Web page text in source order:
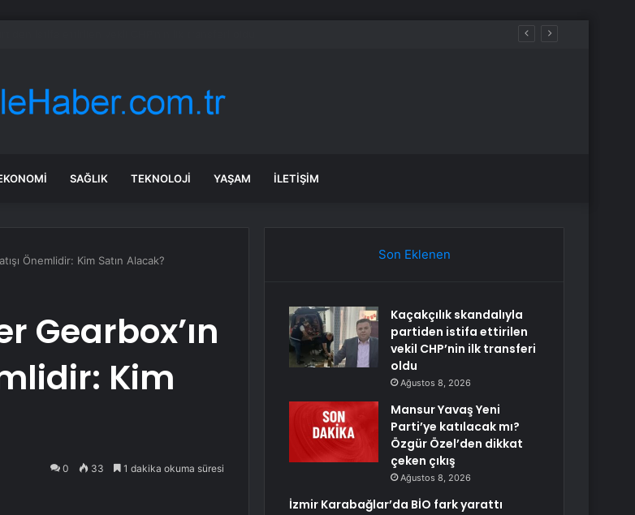
SAĞLIK TEKNOLOJI YAŞAM İLETIŞIM
Önemlidir: Kim Satın Alacak?
Gearbox’ın
Kim
0 33 1 dakika okuma süresi
Son Eklenen
Kaçakçılık skandalıyla
partiden istifa ettirilen
vekil CHP’nin ilk transferi
oldu
Ağustos 8, 2026
Mansur Yavaş Yeni
Parti’ye katılacak mı?
Özgür Özel’den dikkat
çeken çıkış
Ağustos 8, 2026
İzmir Karabağlar’da BİO fark yarattı